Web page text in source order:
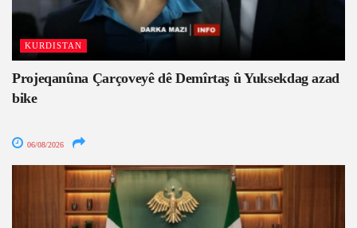
KURDISTAN
Projeqanûna Çarçoveyê dê Demîrtaş û Yuksekdag azad
bike
06/08/2026